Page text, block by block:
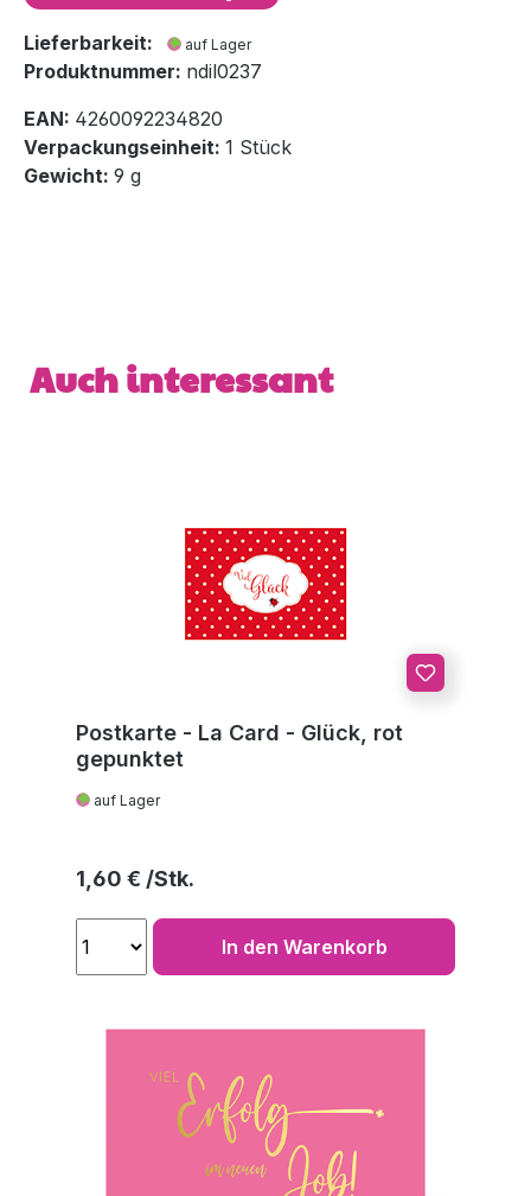
Lieferbarkeit: auf Lager
Produktnummer: ndil0237
EAN: 4260092234820
Verpackungseinheit: 1 Stück
Gewicht: 9 g
Produktgalerie überspringen
Auch interessant
Postkarte - La Card - Glück, rot
gepunktet
auf Lager
Regulärer Preis:
1,60 €
In den Warenkorb